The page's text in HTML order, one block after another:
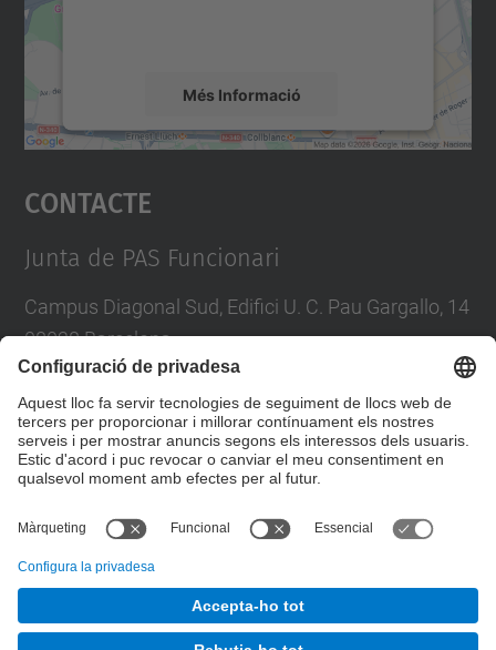
Més Informació
Accepta
powered by
Contacte
Junta de PAS Funcionari
Campus Diagonal Sud, Edifici U. C. Pau Gargallo, 14
08028 Barcelona
E-mail :junta.pasf@upc.edu
Formulari de contacte
Junta PAS Funcionari